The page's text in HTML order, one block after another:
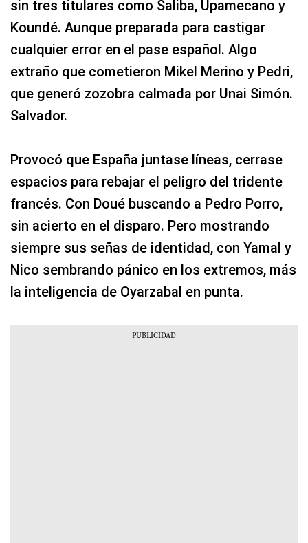
sin tres titulares como Saliba, Upamecano y
Koundé. Aunque preparada para castigar
cualquier error en el pase español. Algo
extraño que cometieron Mikel Merino y Pedri,
que generó zozobra calmada por Unai Simón.
Salvador.
Provocó que España juntase líneas, cerrase
espacios para rebajar el peligro del tridente
francés. Con Doué buscando a Pedro Porro,
sin acierto en el disparo. Pero mostrando
siempre sus señas de identidad, con Yamal y
Nico sembrando pánico en los extremos, más
la inteligencia de Oyarzabal en punta.